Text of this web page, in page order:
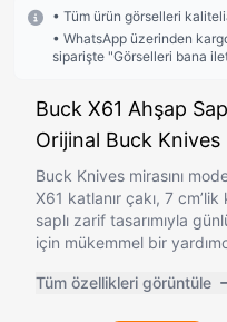
• Tüm ürün görselleri
• WhatsApp üzerinden
siparişte "Görselleri bana
Buck X61 Ahşap
Orijinal Buck Knives
Buck Knives mirasını
X61 katlanır çakı, 7
saplı zarif tasarımıyla
için mükemmel bir
Tüm özellikleri görüntüle